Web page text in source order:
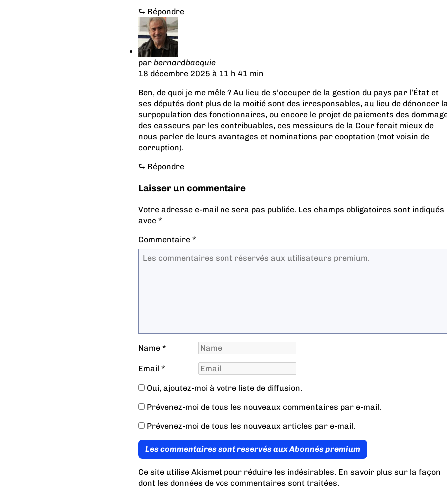
⮑ Répondre
par bernardbacquie
18 décembre 2025 à 11 h 41 min
Ben, de quoi je me mêle ? Au lieu de s’occuper de la gestion du pays par l’État et
ses députés dont plus de la moitié sont des irresponsables, au lieu de dénoncer
surpopulation des fonctionnaires, ou encore le projet de paiements des
des casseurs par les contribuables, ces messieurs de la Cour ferait mieux de
nous parler de leurs avantages et nominations par cooptation (mot voisin de
corruption).
⮑ Répondre
Laisser un commentaire
Votre adresse e-mail ne sera pas publiée. Les champs obligatoires sont indiqués
avec *
Commentaire *
Name *
Email *
Oui, ajoutez-moi à votre liste de diffusion.
Prévenez-moi de tous les nouveaux commentaires par e-mail.
Prévenez-moi de tous les nouveaux articles par e-mail.
Les commentaires sont reservés aux Abonnés premium
Ce site utilise Akismet pour réduire les indésirables. En savoir plus sur la façon
dont les données de vos commentaires sont traitées.